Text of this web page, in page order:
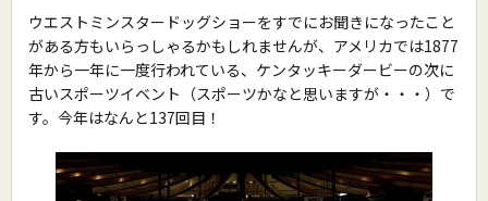
ウエストミンスタードッグショーをすでにお聞きになったこと
がある方もいらっしゃるかもしれませんが、アメリカでは1877
年から一年に一度行われている、ケンタッキーダービーの次に
古いスポーツイベント（スポーツかなと思いますが・・・）で
す。今年はなんと137回目！